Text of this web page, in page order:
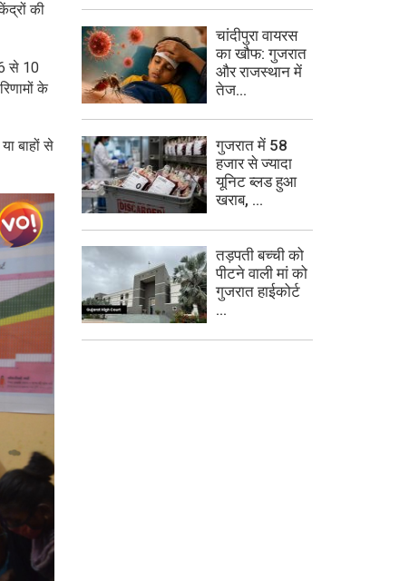
की
से 10
के
बाहों से
चांदीपुरा वायरस
का खौफ: गुजरात
और राजस्थान में
तेज...
गुजरात में 58
हजार से ज्यादा
यूनिट ब्लड हुआ
खराब, ...
तड़पती बच्ची को
पीटने वाली मां को
गुजरात हाईकोर्ट
...